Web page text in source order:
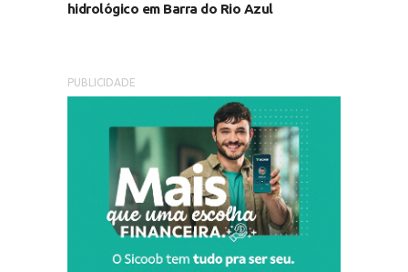
hidrológico em Barra do Rio Azul
PUBLICIDADE